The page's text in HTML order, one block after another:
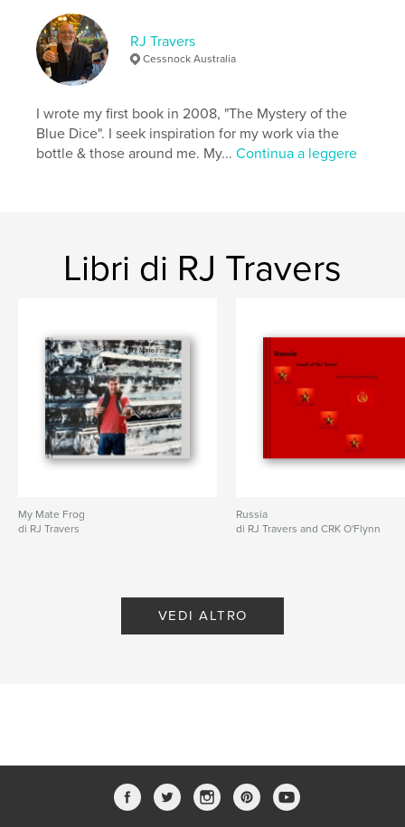
RJ Travers
Cessnock Australia
I wrote my first book in 2008, "The Mystery of the
Blue Dice". I seek inspiration for my work via the
bottle & those around me. My...Continua a leggere
Libri di RJ Travers
My Mate Frog
di RJ Travers
Russia
di RJ Travers and CRK O'Flynn
VEDI ALTRO